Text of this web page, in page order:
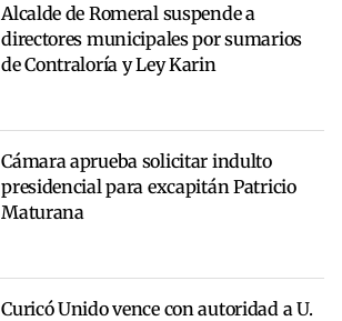
Alcalde de Romeral suspende a
directores municipales por sumarios
de Contraloría y Ley Karin
Cámara aprueba solicitar indulto
presidencial para excapitán Patricio
Maturana
Curicó Unido vence con autoridad a U.